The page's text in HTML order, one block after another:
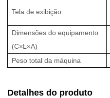
Tela de exibição
Dimensões do equipamento
(C×L×A)
Peso total da máquina
Detalhes do produto